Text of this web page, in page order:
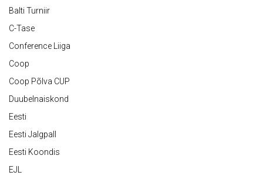
Balti Turniir
C-Tase
Conference Liiga
Coop
Coop Põlva CUP
Duubelnaiskond
Eesti
Eesti Jalgpall
Eesti Koondis
EJL